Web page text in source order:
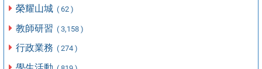
榮耀山城 ( 62 )
教師研習 ( 3,158 )
行政業務 ( 274 )